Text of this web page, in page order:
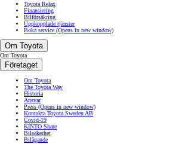
Toyota Relax
Finansiering
Bilförsäkring
Uppkopplade tjänster
Boka service (Opens in new window)
Om Toyota
Om Toyota
Företaget
Om Toyota
The Toyota Way
Historia
Ansvar
Press (Opens in new window)
Kontakta Toyota Sweden AB
Covid-19
KINTO Share
Bilsäkerhet
Bilägande